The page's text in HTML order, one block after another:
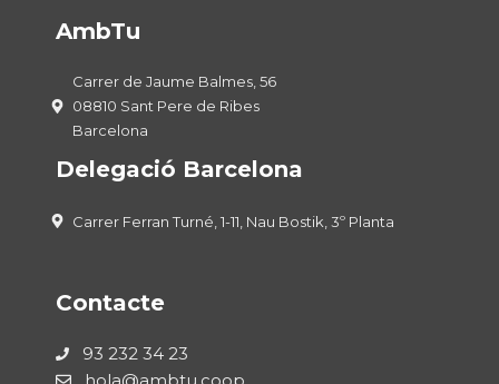
AmbTu
Carrer de Jaume Balmes, 56
08810 Sant Pere de Ribes
Barcelona
Delegació Barcelona
Carrer Ferran Turné, 1-11, Nau Bostik, 3º Planta
Contacte
93 232 34 23